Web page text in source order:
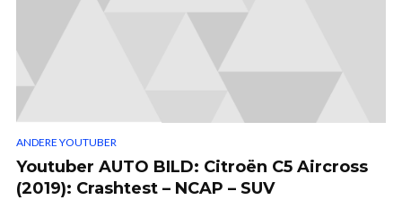
ANDERE YOUTUBER
Youtuber AUTO BILD: Citroën C5 Aircross
(2019): Crashtest – NCAP – SUV